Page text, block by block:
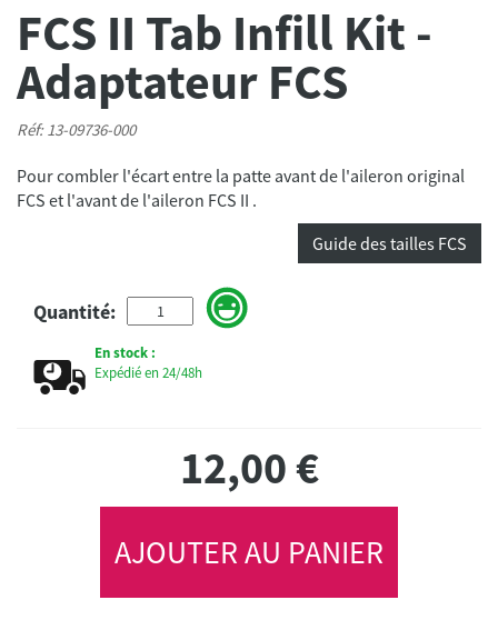
FCS II Tab Infill Kit -
Adaptateur FCS
Réf: 13-09736-000
Pour combler l'écart entre la patte avant de l'aileron original
FCS et l'avant de l'aileron FCS II .
Guide des tailles FCS
Quantité:
En stock :
Expédié en 24/48h
12,00€
AJOUTER AU PANIER